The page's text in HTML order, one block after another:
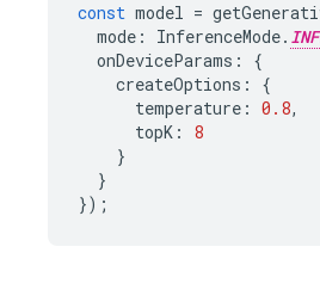
const model =
mode : InferenceMode.
onDeviceParams :
{
createOptions :
{
temperature : 0.8,
topK :
8
}
}
});